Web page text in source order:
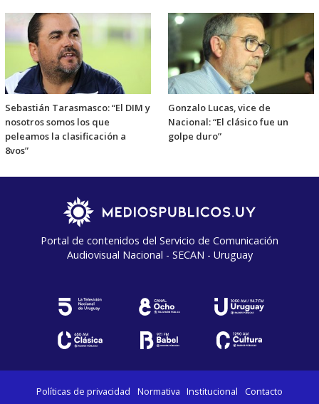
Sebastián Tarasmasco: “El DIM y
nosotros somos los que
peleamos la clasificación a
8vos”
Gonzalo Lucas, vice de
Nacional: “El clásico fue un
golpe duro”
Portal de contenidos del Servicio de Comunicación
Audiovisual Nacional - SECAN - Uruguay
Políticas de privacidad Normativa Institucional Contacto